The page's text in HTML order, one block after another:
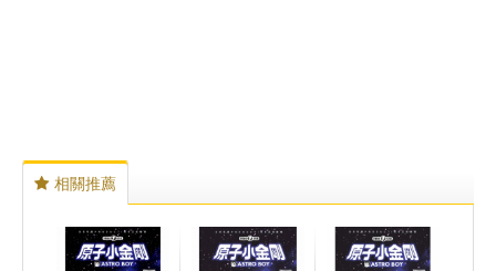
相關推薦